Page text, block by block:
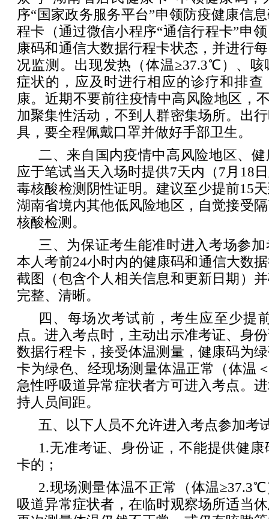
序“国家政务服务平台”申领防疫健康信
程卡（通过微信小程序“通信行程卡”申
康码和通信大数据行程卡状态，并进行
况监测。出现发热（体温≥37.3℃）、
症状的，应及时进行相应的诊疗和排查
康。近期不要前往疫情中高风险地区，
加聚集性活动，不到人群密集场所。出
具，要全程佩戴口罩并做好手部卫生。
二、来自国内疫情中高风险地区、
应于笔试当天入场时提供7天内（7月18
毒核酸检测阴性证明。建议至少提前15
湖南省境内其他低风险地区，自觉接受
核酸检测。
三、为保证考生能准时进入考场参
本人考前24小时内的健康码和通信大数
截图（包含个人相关信息和更新日期）
完整、清晰。
四、每场次考试前，考生应至少提
点。进入考点时，主动出示准考证、身
数据行程卡，接受体温测量，健康码为
卡为绿色、经现场测量体温正常（体温
急性呼吸道异常症状者方可进入考点。
持人员间距。
五、以下人员不允许进入考点参加考
1.无准考证、身份证，不能提供健
卡的；
2.现场测量体温不正常（体温
吸道异常症状者，在临时观察场所适当